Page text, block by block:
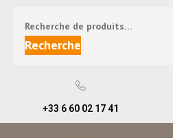
Recherche
+33 6 60 02 17 41